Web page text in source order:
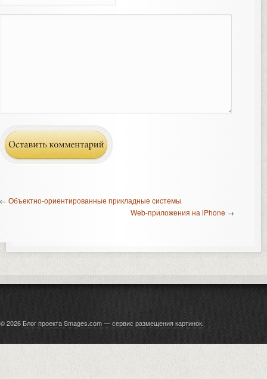
Объектно-ориентированные прикладные системы
Web-приложения на iPhone →
© 2026 Блог проекта Smages.com — сервис размещения картинок.